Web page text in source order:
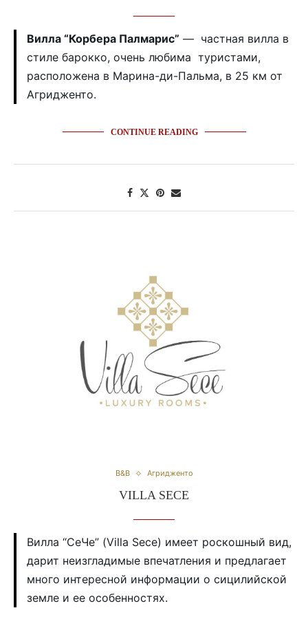
Вилла “Корбера Палмарис” — частная вилла в
стиле барокко, очень любима туристами,
расположена в Марина-ди-Пальма, в 25 км от
Агридженто.
CONTINUE READING
B&B Агридженто
VILLA SECE
Вилла “СеЧе” (Villa Sece) имеет роскошный вид,
дарит неизгладимые впечатления и предлагает
много интересной информации о сицилийской
земле и ее особенностях.